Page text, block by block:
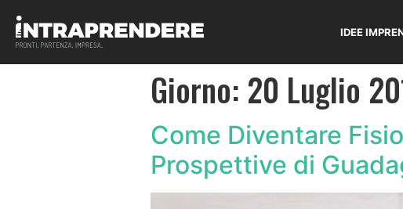
IDEE
Giorno: 20 Luglio
Come Diventare
Prospettive di